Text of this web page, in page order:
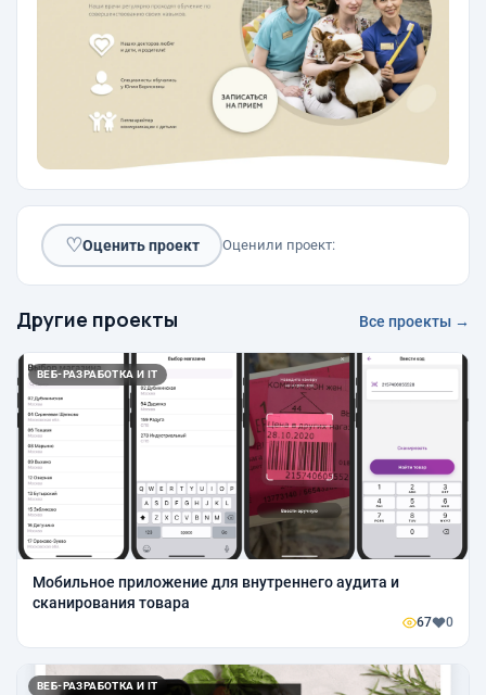
♡Оценить проект Оценили проект:
Другие проекты Все проекты →
ВЕБ-РАЗРАБОТКА И IT
Мобильное приложение для внутреннего аудита и
сканирования товара
67 0
ВЕБ-РАЗРАБОТКА И IT